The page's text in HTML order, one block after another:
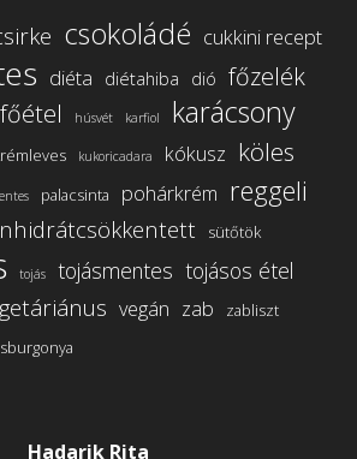
csokoládé cukkini recept
diéta diétahiba dió főzelék
húsvét karfiol karácsony
kukoricadara kókusz köles
palacsinta pohárkrém reggeli
sütőtök
tojás tojásmentes tojásos étel
vegán zab zabliszt
Hadarik Rita